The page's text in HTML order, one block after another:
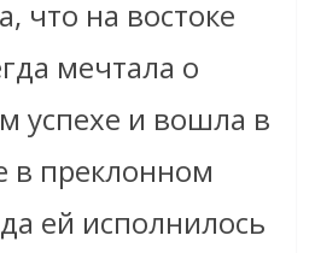
что на востоке
мечтала о
успехе и вошла в
в преклонном
ей исполнилось